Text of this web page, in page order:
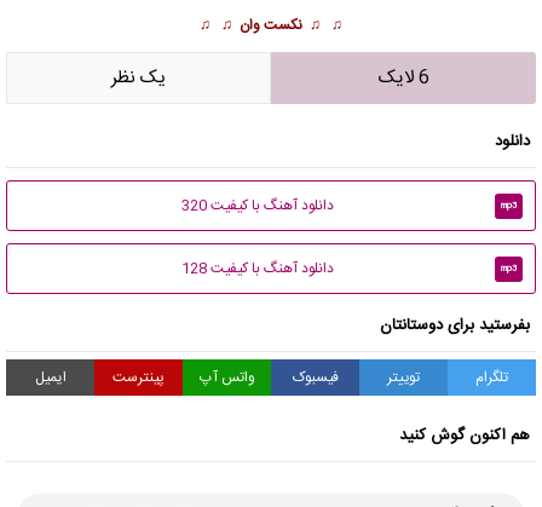
♫ ♫ نکست وان ♫ ♫
6 لایک يک نظر
دانلود
mp3 دانلود آهنگ با کیفیت 320
mp3 دانلود آهنگ با کیفیت 128
بفرستید برای دوستانتان
تلگرام توییتر فیسبوک واتس آپ پینترست ایمیل
هم اکنون گوش کنید